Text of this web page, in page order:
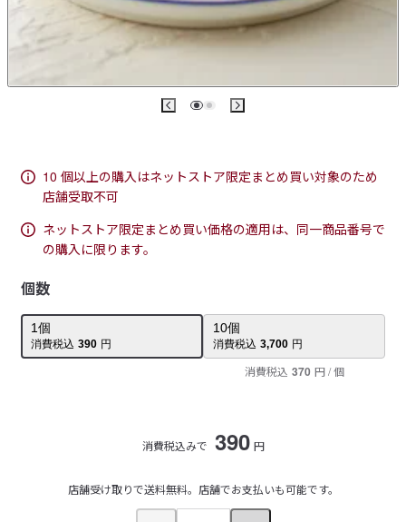
10 個以上の購入はネットストア限定まとめ買い対象のため
店舗受取不可
ネットストア限定まとめ買い価格の適用は、同一商品番号で
の購入に限ります。
個数
1個
消費税込 390 円
10個
消費税込 3,700 円
消費税込 370 円/ 個
消費税込みで 390 円
店舗受け取りで送料無料。店舗でお支払いも可能です。